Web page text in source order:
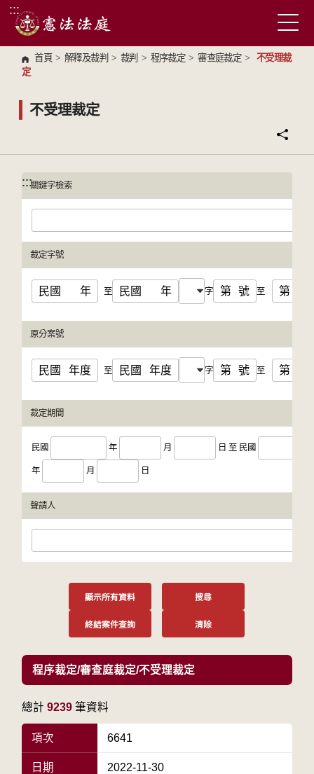
跳到主要內容區塊
:::
首頁 > 解釋及裁判 > 裁判 > 程序裁定 > 審查庭裁定 >
不受理裁
定
不受理裁定
:::
:::關鍵字檢索
裁定字號
民國 年 至 民國 年 字 第 號 至 第
原分案號
民國 年度 至 民國 年度 字 第 號 至 第
裁定期間
民國 年 月 日 至 民國
年 月 日
聲請人
顯示所有資料 搜尋
終結案件查詢 清除
程序裁定/審查庭裁定/不受理裁定
總計 9239 筆資料
項次 6641
日期 2022-11-30